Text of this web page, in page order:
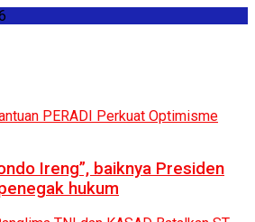
Ireng”, baiknya Presiden
hukum